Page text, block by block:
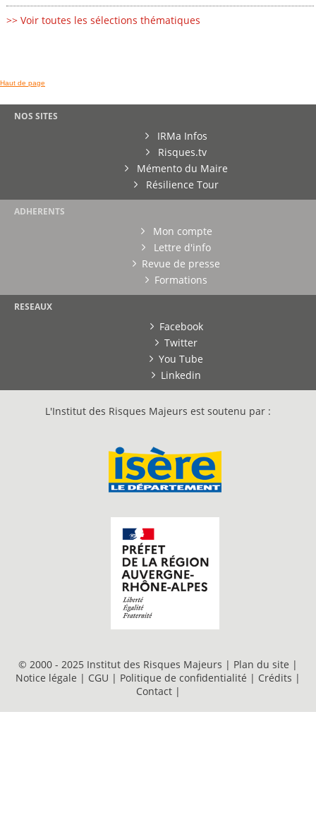
>> Voir toutes les sélections thématiques
Haut de page
NOS SITES
IRMa Infos
Risques.tv
Mémento du Maire
Résilience Tour
ADHERENTS
Mon compte
Lettre d'info
Revue de presse
Formations
RESEAUX
Facebook
Twitter
You Tube
Linkedin
L'Institut des Risques Majeurs est soutenu par :
© 2000 - 2025 Institut des Risques Majeurs | Plan du site |
Notice légale | CGU | Politique de confidentialité | Crédits |
Contact |